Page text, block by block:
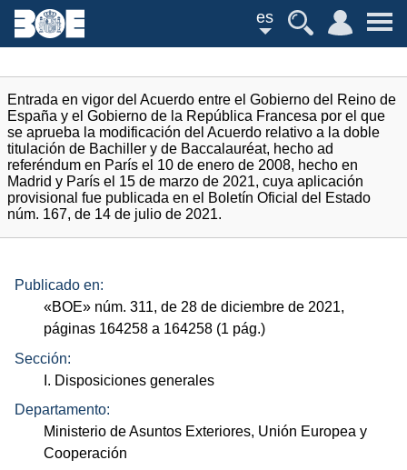
es
Entrada en vigor del Acuerdo entre el Gobierno del Reino de
España y el Gobierno de la República Francesa por el que
se aprueba la modificación del Acuerdo relativo a la doble
titulación de Bachiller y de Baccalauréat, hecho ad
referéndum en París el 10 de enero de 2008, hecho en
Madrid y París el 15 de marzo de 2021, cuya aplicación
provisional fue publicada en el Boletín Oficial del Estado
núm. 167, de 14 de julio de 2021.
Publicado en:
«BOE» núm. 311, de 28 de diciembre de 2021,
páginas 164258 a 164258 (1 pág.)
Sección:
I. Disposiciones generales
Departamento:
Ministerio de Asuntos Exteriores, Unión Europea y
Cooperación